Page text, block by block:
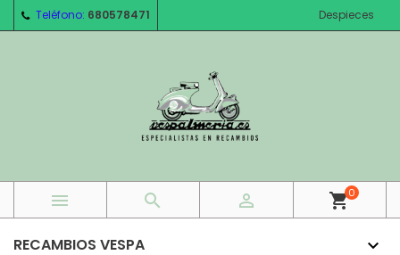
Teléfono: 680578471 Despieces
   shopping_cart0
RECAMBIOS VESPA